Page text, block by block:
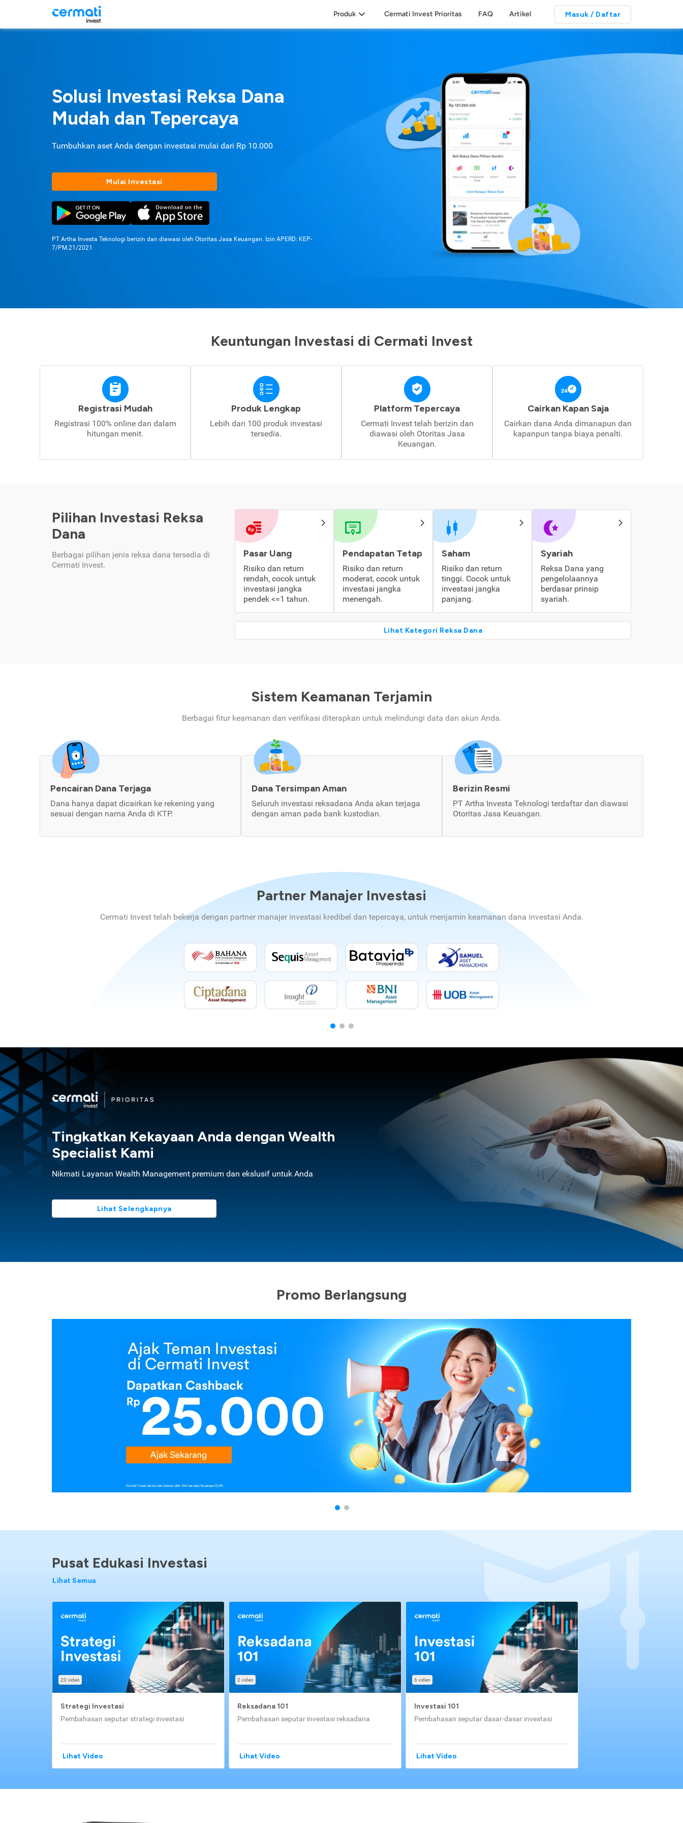
Produk Cermati Invest Prioritas FAQ Artikel Masuk / Daftar
Solusi Investasi Reksa Dana
Mudah dan Tepercaya
Tumbuhkan aset Anda dengan investasi mulai dari Rp 10.000
Mulai Investasi
PT Artha Investa Teknologi berizin dan diawasi oleh Otoritas Jasa Keuangan. Izin APERD: KEP-
7/PM.21/2021
Keuntungan Investasi di Cermati Invest
Registrasi Mudah
Registrasi 100% online dan dalam
hitungan menit.
Produk Lengkap
Lebih dari 100 produk investasi
tersedia.
Platform Tepercaya
Cermati Invest telah berizin dan
diawasi oleh Otoritas Jasa
Keuangan.
Cairkan Kapan Saja
Cairkan dana Anda dimanapun dan
kapanpun tanpa biaya penalti.
Pilihan Investasi Reksa
Dana
Berbagai pilihan jenis reksa dana tersedia di
Cermati Invest.
Pasar Uang
Risiko dan return
rendah, cocok untuk
investasi jangka
pendek <=1 tahun.
Pendapatan Tetap
Risiko dan return
moderat, cocok untuk
investasi jangka
menengah.
Saham
Risiko dan return
tinggi. Cocok untuk
investasi jangka
panjang.
Syariah
Reksa Dana yang
pengelolaannya
berdasar prinsip
syariah.
Lihat Kategori Reksa Dana
Sistem Keamanan Terjamin
Berbagai fitur keamanan dan verifikasi diterapkan untuk melindungi data dan akun Anda.
Pencairan Dana Terjaga
Dana hanya dapat dicairkan ke rekening yang
sesuai dengan nama Anda di KTP.
Dana Tersimpan Aman
Seluruh investasi reksadana Anda akan terjaga
dengan aman pada bank kustodian.
Berizin Resmi
PT Artha Investa Teknologi terdaftar dan diawasi
Otoritas Jasa Keuangan.
Partner Manajer Investasi
Cermati Invest telah bekerja dengan partner manajer investasi kredibel dan tepercaya, untuk menjamin keamanan dana investasi Anda.
Tingkatkan Kekayaan Anda dengan Wealth
Specialist Kami
Nikmati Layanan Wealth Management premium dan ekslusif untuk Anda
Lihat Selengkapnya
Promo Berlangsung
Pusat Edukasi Investasi
Lihat Semua
20 video
Strategi Investasi
Pembahasan seputar strategi investasi
Lihat Video
2 video
Reksadana 101
Pembahasan seputar investasi reksadana
Lihat Video
6 video
Investasi 101
Pembahasan seputar dasar-dasar investasi
Lihat Video